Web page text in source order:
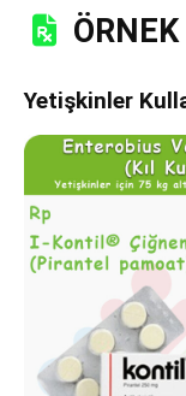
Yetişkinler